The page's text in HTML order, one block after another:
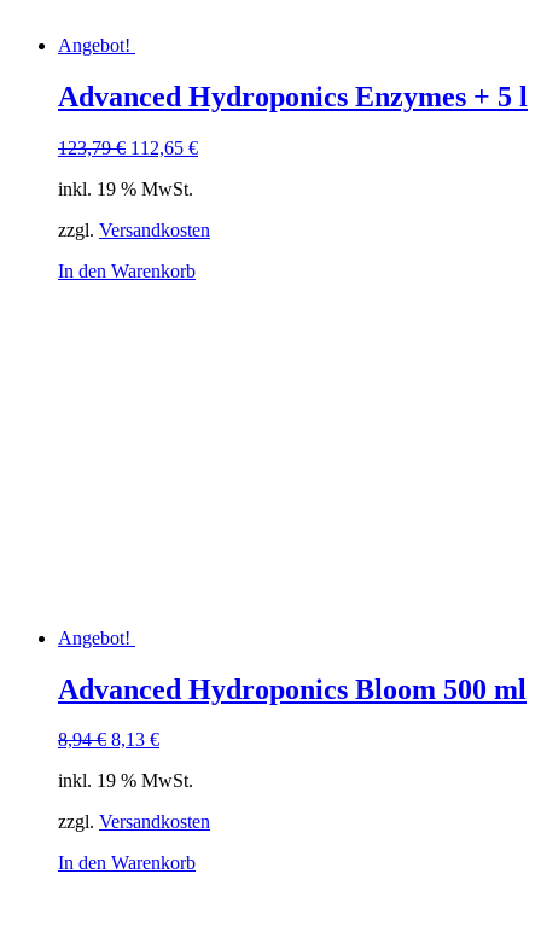
Angebot!
Advanced Hydroponics Enzymes + 5 l
123,79€ Ursprünglicher
war:
112,65 €Aktueller
inkl. 19 % MwSt.
zzgl. Versandkosten
In den Warenkorb
Angebot!
Advanced Hydroponics Bloom 500 ml
8,94€ Ursprünglicher
war:
8,13 €Aktueller
ist:
inkl. 19 % MwSt.
zzgl. Versandkosten
In den Warenkorb